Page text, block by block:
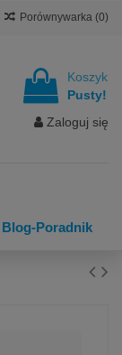
Porównywarka (0)
Koszyk
Pusty!
Zaloguj się
Blog-Poradnik